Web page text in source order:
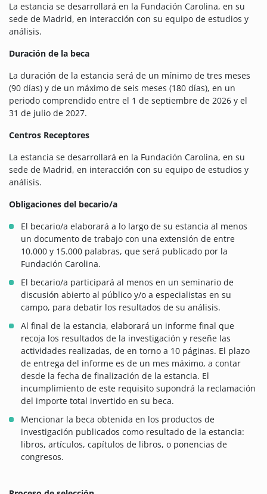
La estancia se desarrollará en la Fundación Carolina, en su
sede de Madrid, en interacción con su equipo de estudios y
análisis.
Duración de la beca
La duración de la estancia será de un mínimo de tres meses
(90 días) y de un máximo de seis meses (180 días), en un
periodo comprendido entre el 1 de septiembre de 2026 y el
31 de julio de 2027.
Centros Receptores
La estancia se desarrollará en la Fundación Carolina, en su
sede de Madrid, en interacción con su equipo de estudios y
análisis.
Obligaciones del becario/a
El becario/a elaborará a lo largo de su estancia al menos
un documento de trabajo con una extensión de entre
10.000 y 15.000 palabras, que será publicado por la
Fundación Carolina.
El becario/a participará al menos en un seminario de
discusión abierto al público y/o a especialistas en su
campo, para debatir los resultados de su análisis.
Al final de la estancia, elaborará un informe final que
recoja los resultados de la investigación y reseñe las
actividades realizadas, de en torno a 10 páginas. El plazo
de entrega del informe es de un mes máximo, a contar
desde la fecha de finalización de la estancia. El
incumplimiento de este requisito supondrá la reclamación
del importe total invertido en su beca.
Mencionar la beca obtenida en los productos de
investigación publicados como resultado de la estancia:
libros, artículos, capítulos de libros, o ponencias de
congresos.